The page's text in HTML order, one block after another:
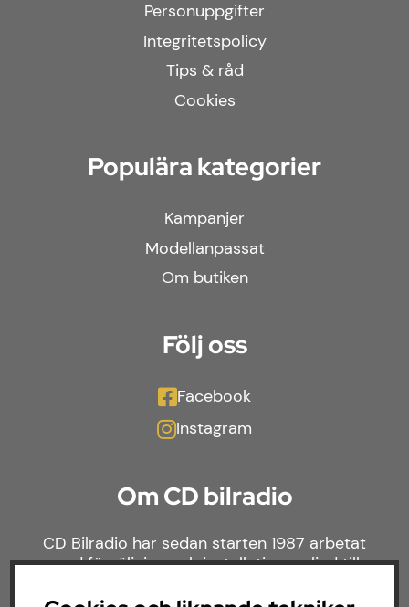
Personuppgifter
Integritetspolicy
Tips & råd
Cookies
Populära kategorier
Kampanjer
Modellanpassat
Om butiken
Följ oss
Facebook
Instagram
Om CD bilradio
CD Bilradio har sedan starten 1987 arbetat
med försäljning och installation av ljud till